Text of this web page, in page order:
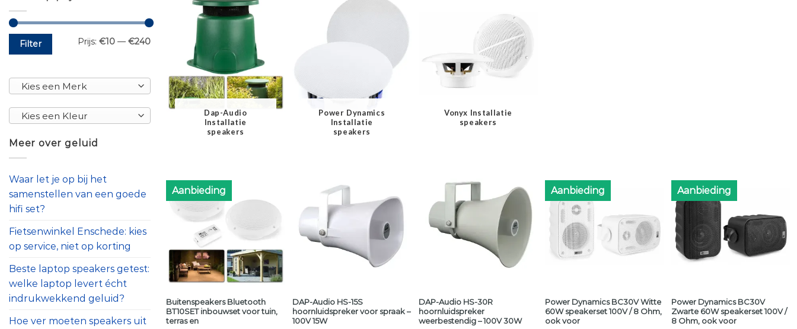
Min.
prijs
Max.
prijsFilter Prijs: €10— €240
Kies een Merk
Kies een Kleur
Meer over geluid
Waar let je op bij het
samenstellen van een goede
hifi set?
Fietsenwinkel Enschede: kies
op service, niet op korting
Beste laptop speakers getest:
welke laptop levert écht
indrukwekkend geluid?
Hoe ver moeten speakers uit
Dap-Audio
Installatie
speakers
Power Dynamics
Installatie
speakers
Vonyx Installatie
speakers
Aanbieding
Buitenspeakers Bluetooth
BT10SET inbouwset voor tuin,
terras en
DAP-Audio HS-15S
hoornluidspreker voor spraak –
100V 15W
DAP-Audio HS-30R
hoornluidspreker
weerbestendig – 100V 30W
Aanbieding
Power Dynamics BC30V Witte
60W speakerset 100V / 8 Ohm,
ook voor
Aanbieding
Power Dynamics BC30V
Zwarte 60W speakerset 100V /
8 Ohm, ook voor